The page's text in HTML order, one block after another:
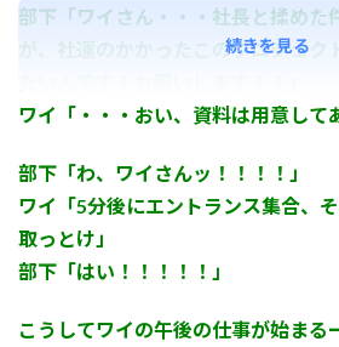
部下「ワイさん・・・社長と揉めた
が、社運のかかったこのプロジェク
ワイ「・・・おい、資料は用意して
部下「わ、ワイさんッ！！！！」
ワイ「5分後にエントランス集合、
取っとけ」
部下「はい！！！！！」
こうしてワイの午後の仕事が始まる
続きを見る